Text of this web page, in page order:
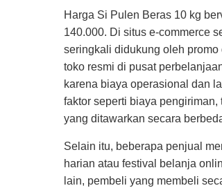
Harga Si Pulen Beras 10 kg
140.000. Di situs e-commerce
seringkali didukung oleh
toko resmi di pusat
karena biaya operasional dan
faktor seperti biaya
yang ditawarkan secara
Selain itu, beberapa penjual
harian atau festival belanja
lain, pembeli yang membeli